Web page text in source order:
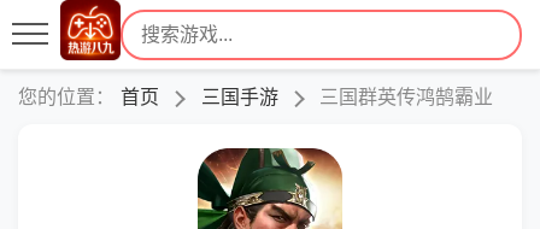
您的位置： 首页 三国手游 三国群英传鸿鹄霸业